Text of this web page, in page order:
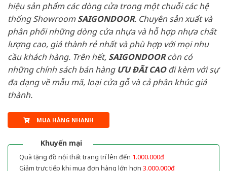
hiệu sản phẩm các dòng cửa trong một chuỗi các hệ
thống ShowroomSAIGONDOOR. Chuyên sản xuất và
phân phối những dòng cửa nhựa và hỗ hợp nhựa chất
lượng cao, giá thành rẻ nhất và phù hợp với mọi nhu
cầu khách hàng. Trên hết, SAIGONDOORcòn có
những chính sách bán hàng ƯU ĐÃI CAOđi kèm với sự
đa dạng về mẫu mã, loại cửa gỗ và cả phân khúc giá
thành.
MUA HÀNG NHANH
Khuyến mại
Quà tặng đồ nội thất trang trí lên đến 1.000.000đ
Giảm trực tiếp khi mua đơn hàng lớn hơn 3.000.000đ